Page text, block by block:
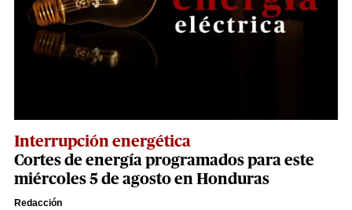
Interrupción energética
Cortes de energía programados para este
miércoles 5 de agosto en Honduras
Redacción